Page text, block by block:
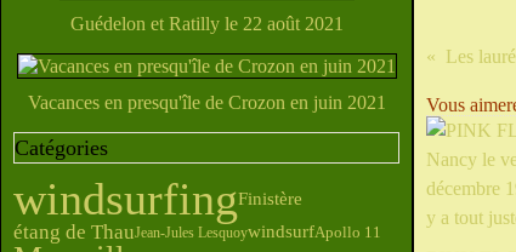
Guédelon et Ratilly le 22 août 2021
Vacances en presqu'île de Crozon en juin 2021
Catégories
windsurfingFinistère
étang de ThauJean-Jules LesquoywindsurfApollo 11
Les
Vous